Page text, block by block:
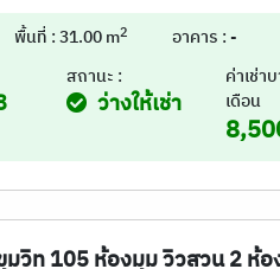
พื้นที่ : 31.00 m2 อาคาร : -
สถานะ :
ว่างให้เช่า
ค่าเช่า
เดือน
ขุมวิท 105 ห้องมุม วิวสวน 2